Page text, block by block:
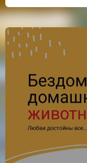
ту
экрана.
115
России»